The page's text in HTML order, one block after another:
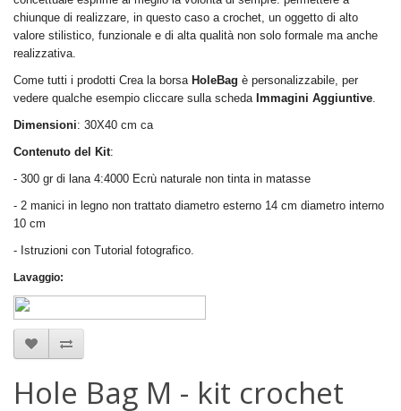
chiunque di realizzare, in questo caso a crochet, un oggetto di alto
valore stilistico, funzionale e di alta qualità non solo formale ma anche
realizzativa.
Come tutti i prodotti Crea la borsa HoleBag è personalizzabile, per
vedere qualche esempio cliccare sulla scheda Immagini Aggiuntive.
Dimensioni: 30X40 cm ca
Contenuto del Kit:
- 300 gr di lana 4:4000 Ecrù naturale non tinta in matasse
- 2 manici in legno non trattato diametro esterno 14 cm diametro interno
10 cm
- Istruzioni con Tutorial fotografico.
Lavaggio:
Hole Bag M - kit crochet